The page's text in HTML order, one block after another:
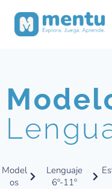
Model
os
Lenguaje
6º-11º